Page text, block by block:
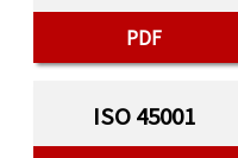
PDF
ISO 45001